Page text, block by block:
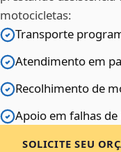
motocicletas:
Transporte
Atendimento em
Recolhimento de
Apoio em falhas
SOLICITE SEU